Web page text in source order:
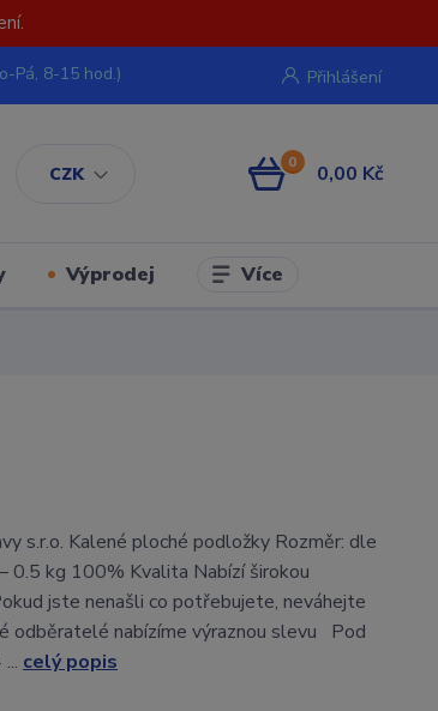
CZK
Přihlášení
Pá, 8-15 hod.)
0 0,00 Kč
Výprodej Více
s.r.o. Kalené ploché podložky Rozměr: dle
0.5 kg 100% Kvalita Nabízí širokou
jste nenašli co potřebujete, neváhejte
odběratelé nabízíme výraznou slevu Pod
celý popis